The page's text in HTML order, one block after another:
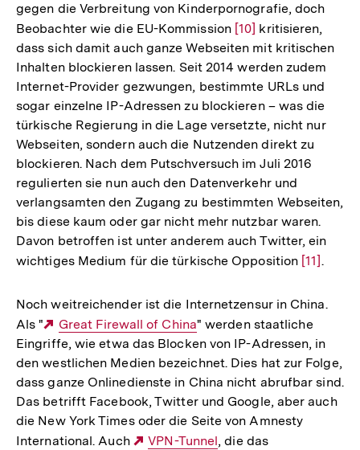
gegen die Verbreitung von Kinderpornografie, doch
Beobachter wie die EU-Kommission Zur
Auflösung
der
Fußnote
[10] kritisieren,
dass sich damit auch ganze Webseiten mit kritischen
Inhalten blockieren lassen. Seit 2014 werden zudem
Internet-Provider gezwungen, bestimmte URLs und
sogar einzelne IP-Adressen zu blockieren – was die
türkische Regierung in die Lage versetzte, nicht nur
Webseiten, sondern auch die Nutzenden direkt zu
blockieren. Nach dem Putschversuch im Juli 2016
regulierten sie nun auch den Datenverkehr und
verlangsamten den Zugang zu bestimmten Webseiten,
bis diese kaum oder gar nicht mehr nutzbar waren.
Davon betroffen ist unter anderem auch Twitter, ein
wichtiges Medium für die türkische Opposition Zur
der
Fußnote
[11] .
Noch weitreichender ist die Internetzensur in China.
Als "
Externer
Link:
Great Firewall of China" werden staatliche
Eingriffe, wie etwa das Blocken von IP-Adressen, in
den westlichen Medien bezeichnet. Dies hat zur Folge,
dass ganze Onlinedienste in China nicht abrufbar sind.
Das betrifft Facebook, Twitter und Google, aber auch
die New York Times oder die Seite von Amnesty
International. Auch
Externer
VPN-Tunnel, die das